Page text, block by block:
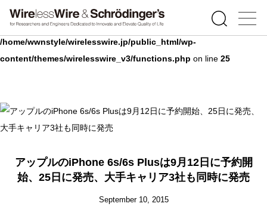
Warning: Undefined array key 0 in
/home/wwnstyle/wirelesswire.jp/public_html/wp-
content/themes/wirelesswire_v3/functions.php on line 25
アップルのiPhone 6s/6s Plusは9月12日に予約開
始、25日に発売、大手キャリア3社も同時に発売
September 10, 2015